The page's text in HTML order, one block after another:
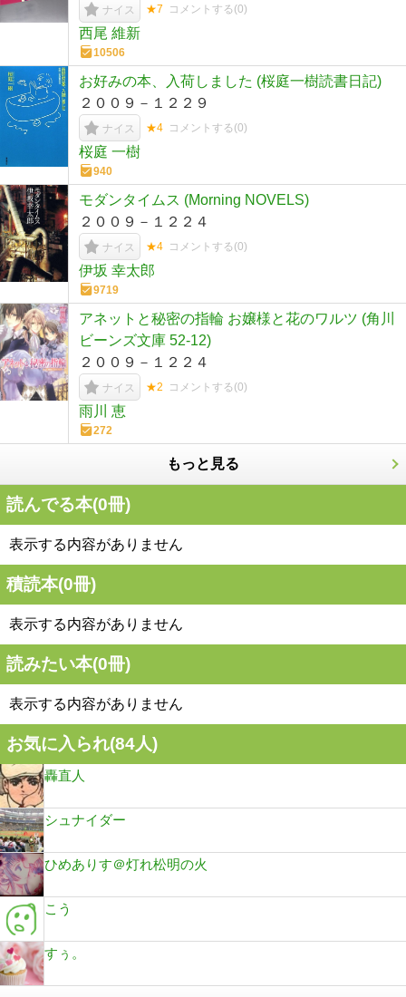
ナイス ★7 コメントする(0)
西尾 維新
10506
お好みの本、入荷しました (桜庭一樹読書日記)
２００９－１２２９
ナイス ★4 コメントする(0)
桜庭 一樹
940
モダンタイムス (Morning NOVELS)
２００９－１２２４
ナイス ★4 コメントする(0)
伊坂 幸太郎
9719
アネットと秘密の指輪 お嬢様と花のワルツ (角川
ビーンズ文庫 52-12)
２００９－１２２４
ナイス ★2 コメントする(0)
雨川 恵
272
もっと見る
読んでる本(0冊)
表示する内容がありません
積読本(0冊)
表示する内容がありません
読みたい本(0冊)
表示する内容がありません
お気に入られ(84人)
轟直人
シュナイダー
ひめありす＠灯れ松明の火
こう
すぅ。